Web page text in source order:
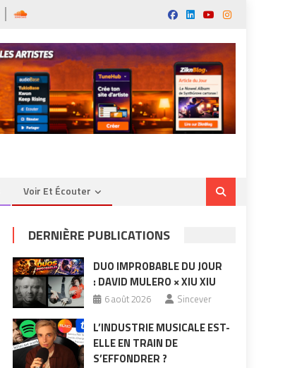
Voir Et Écouter
DERNIÈRE PUBLICATIONS
DUO IMPROBABLE DU JOUR
: DAVID MULERO × XIU XIU
6 août 2026 Sincever
L’INDUSTRIE MUSICALE EST-
ELLE EN TRAIN DE
S’EFFONDRER ?